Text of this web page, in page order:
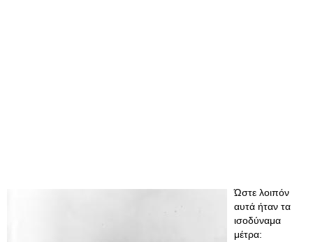
Ώστε λοιπόν
αυτά ήταν τα
ισοδύναμα
μέτρα: